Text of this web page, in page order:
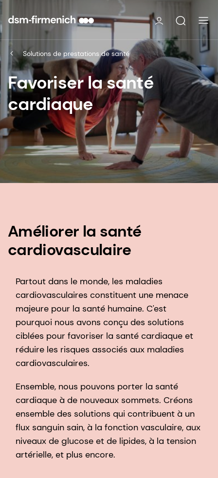
Solutions de prestations de santé
Favoriser la santé
cardiaque
Améliorer la santé
cardiovasculaire
Partout dans le monde, les maladies
cardiovasculaires constituent une menace
majeure pour la santé humaine. C'est
pourquoi nous avons conçu des solutions
ciblées pour favoriser la santé cardiaque et
réduire les risques associés aux maladies
cardiovasculaires.
Ensemble, nous pouvons porter la santé
cardiaque à de nouveaux sommets. Créons
ensemble des solutions qui contribuent à un
flux sanguin sain, à la fonction vasculaire, aux
niveaux de glucose et de lipides, à la tension
artérielle, et plus encore.